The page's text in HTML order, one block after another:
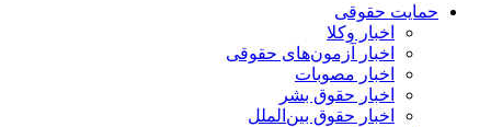
حمایت حقوقی
اخبار وکلا
اخبار آزمون‌های حقوقی
اخبار مصوبات
اخبار حقوق بشر
اخبار حقوق بین‌الملل